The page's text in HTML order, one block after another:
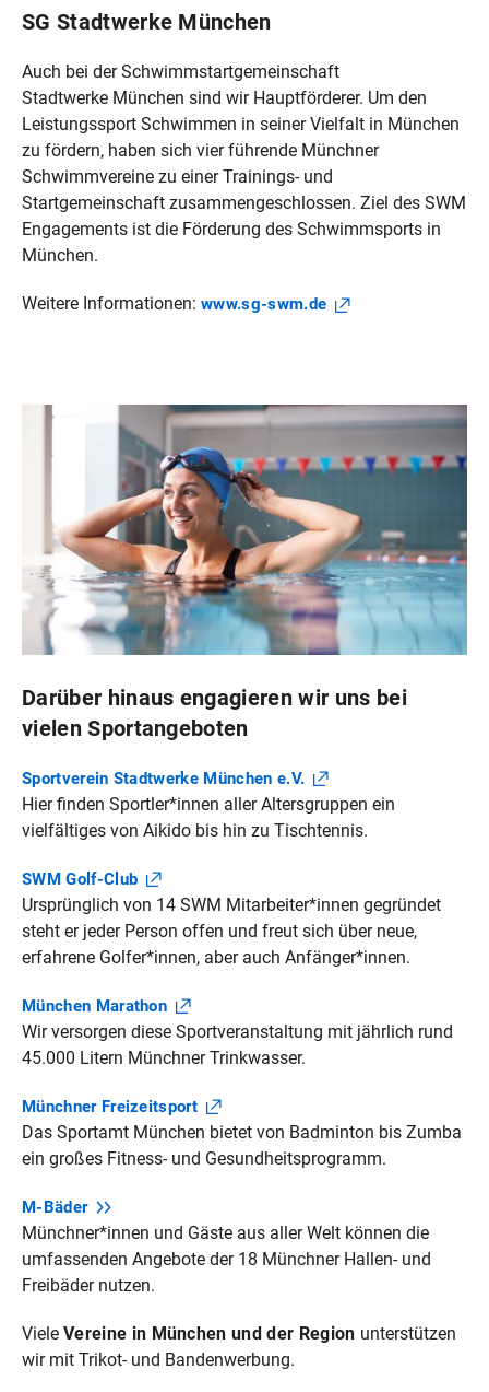
SG Stadtwerke München
Auch bei der Schwimmstartgemeinschaft
Stadtwerke München sind wir Hauptförderer. Um den
Leistungssport Schwimmen in seiner Vielfalt in München
zu fördern, haben sich vier führende Münchner
Schwimmvereine zu einer Trainings- und
Startgemeinschaft zusammengeschlossen. Ziel des SWM
Engagements ist die Förderung des Schwimmsports in
München.
Weitere Informationen: www.sg-swm.de
Darüber hinaus engagieren wir uns bei
vielen Sportangeboten
Sportverein Stadtwerke München e.V.
Hier finden Sportler*innen aller Altersgruppen ein
vielfältiges von Aikido bis hin zu Tischtennis.
SWMGolf-Club
Ursprünglich von 14 SWM Mitarbeiter*innen gegründet
steht er jeder Person offen und freut sich über neue,
erfahrene Golfer*innen, aber auch Anfänger*innen.
München Marathon
Wir versorgen diese Sportveranstaltung mit jährlich rund
45.000 Litern Münchner Trinkwasser.
Münchner Freizeitsport
Das Sportamt München bietet von Badminton bis Zumba
ein großes Fitness- und Gesundheitsprogramm.
M‑Bäder
Münchner*innen und Gäste aus aller Welt können die
umfassenden Angebote der 18 Münchner Hallen- und
Freibäder nutzen.
Viele Vereine in München und der Region unterstützen
wir mit Trikot- und Bandenwerbung.